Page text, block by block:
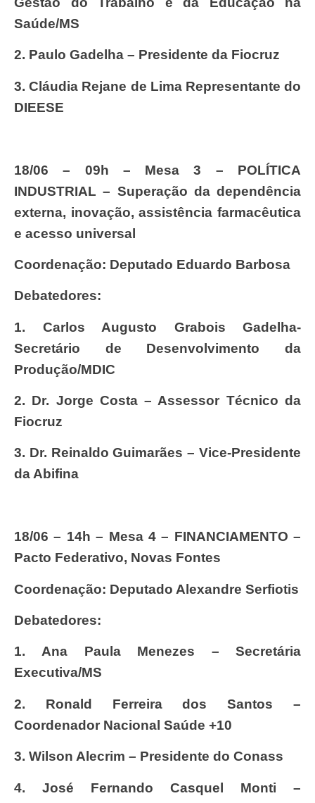
Saúde/MS
2. Paulo Gadelha – Presidente da Fiocruz
3. Cláudia Rejane de Lima Representante do
DIEESE
18/06 – 09h – Mesa 3 – POLÍTICA
INDUSTRIAL – Superação da dependência
externa, inovação, assistência farmacêutica
e acesso universal
Coordenação: Deputado Eduardo Barbosa
Debatedores:
1.
Carlos Augusto Grabois Gadelha-
Secretário de Desenvolvimento da
Produção/MDIC
2. Dr. Jorge Costa – Assessor Técnico da
Fiocruz
3. Dr. Reinaldo Guimarães – Vice-Presidente
da Abifina
18/06 – 14h – Mesa 4 – FINANCIAMENTO –
Pacto Federativo, Novas Fontes
Coordenação: Deputado Alexandre Serfiotis
Debatedores:
1.
Ana Paula Menezes – Secretária
Executiva/MS
2.
Ronald Ferreira dos Santos –
Coordenador Nacional Saúde +10
3. Wilson Alecrim – Presidente do Conass
4.
José Fernando Casquel Monti –